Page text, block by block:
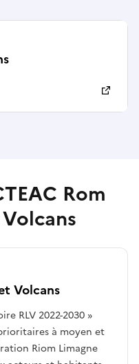
Rom
Volcans
RLV 2022-2030 »
à moyen et
Riom Limagne